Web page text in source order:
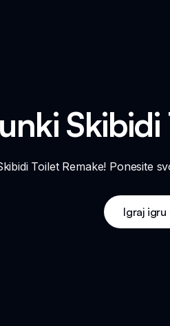
Skibidi
Toilet Remake! Ponesite
Igraj igru